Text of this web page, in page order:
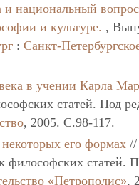
и национальный вопрос
и культуре. ,
:Санкт-
в учении Карла
статей. Под
, 2005. C.98-117.
его формах
философских
«Петрополис»,